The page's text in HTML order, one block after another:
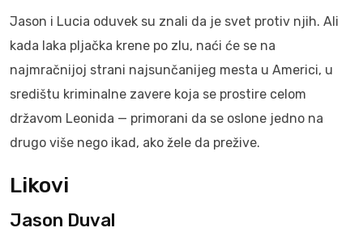
Jason i Lucia oduvek su znali da je svet protiv njih. Ali
kada laka pljačka krene po zlu, naći će se na
najmračnijoj strani najsunčanijeg mesta u Americi, u
središtu kriminalne zavere koja se prostire celom
državom Leonida — primorani da se oslone jedno na
drugo više nego ikad, ako žele da prežive.
Likovi
Jason Duval